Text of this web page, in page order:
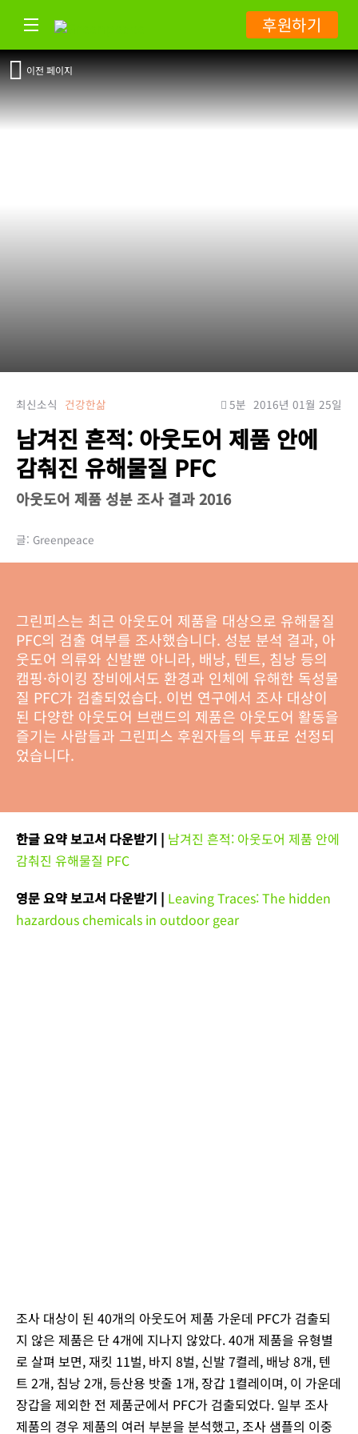
후원하기
이전 페이지
최신소식 건강한삶 5분 2016년 01월 25일
남겨진 흔적: 아웃도어 제품 안에
감춰진 유해물질 PFC
아웃도어 제품 성분 조사 결과 2016
글: Greenpeace
그린피스는 최근 아웃도어 제품을 대상으로 유해물질
PFC의 검출 여부를 조사했습니다. 성분 분석 결과, 아
웃도어 의류와 신발뿐 아니라, 배낭, 텐트, 침낭 등의
캠핑·하이킹 장비에서도 환경과 인체에 유해한 독성물
질 PFC가 검출되었습다. 이번 연구에서 조사 대상이
된 다양한 아웃도어 브랜드의 제품은 아웃도어 활동을
즐기는 사람들과 그린피스 후원자들의 투표로 선정되
었습니다.
한글 요약 보고서 다운받기 | 남겨진 흔적: 아웃도어 제품 안에
감춰진 유해물질 PFC
영문 요약 보고서 다운받기 | Leaving Traces: The hidden
hazardous chemicals in outdoor gear
조사 대상이 된 40개의 아웃도어 제품 가운데 PFC가 검출되
지 않은 제품은 단 4개에 지나지 않았다. 40개 제품을 유형별
로 살펴 보면, 재킷 11벌, 바지 8벌, 신발 7켤레, 배낭 8개, 텐
트 2개, 침낭 2개, 등산용 밧줄 1개, 장갑 1켤레이며, 이 가운데
장갑을 제외한 전 제품군에서 PFC가 검출되었다. 일부 조사
제품의 경우 제품의 여러 부분을 분석했고, 조사 샘플의 이중